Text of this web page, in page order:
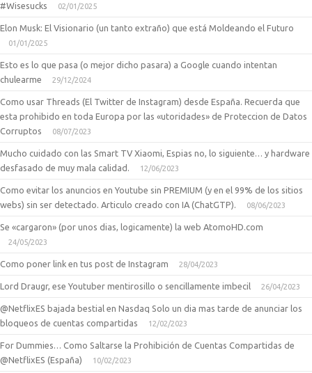
#Wisesucks
02/01/2025
Elon Musk: El Visionario (un tanto extraño) que está Moldeando el Futuro
01/01/2025
Esto es lo que pasa (o mejor dicho pasara) a Google cuando intentan
chulearme
29/12/2024
Como usar Threads (El Twitter de Instagram) desde España. Recuerda que
esta prohibido en toda Europa por las «utoridades» de Proteccion de Datos
Corruptos
08/07/2023
Mucho cuidado con las Smart TV Xiaomi, Espias no, lo siguiente… y hardware
desfasado de muy mala calidad.
12/06/2023
Como evitar los anuncios en Youtube sin PREMIUM (y en el 99% de los sitios
webs) sin ser detectado. Articulo creado con IA (ChatGTP).
08/06/2023
Se «cargaron» (por unos dias, logicamente) la web AtomoHD.com
24/05/2023
Como poner link en tus post de Instagram 28/04/2023
Lord Draugr, ese Youtuber mentirosillo o sencillamente imbecil 26/04/2023
@NetflixES bajada bestial en Nasdaq Solo un dia mas tarde de anunciar los
bloqueos de cuentas compartidas
12/02/2023
For Dummies… Como Saltarse la Prohibición de Cuentas Compartidas de
@NetflixES (España)
10/02/2023